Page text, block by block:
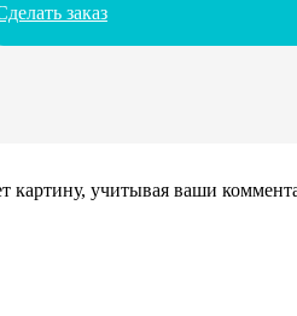
заказ
учитывая ваши